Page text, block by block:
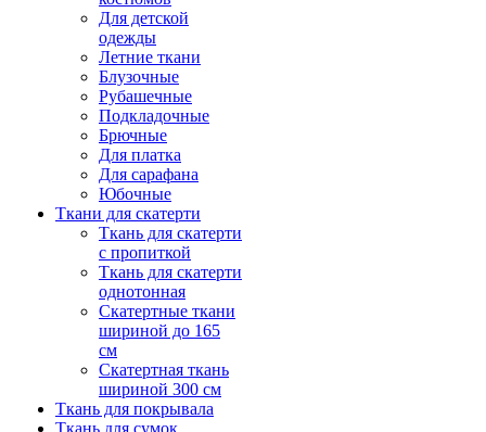
Для детской
одежды
Летние ткани
Блузочные
Рубашечные
Подкладочные
Брючные
Для платка
Для сарафана
Юбочные
Ткани для скатерти
Ткань для скатерти
с пропиткой
Ткань для скатерти
однотонная
Скатертные ткани
шириной до 165
см
Скатертная ткань
шириной 300 см
Ткань для покрывала
Ткань для сумок